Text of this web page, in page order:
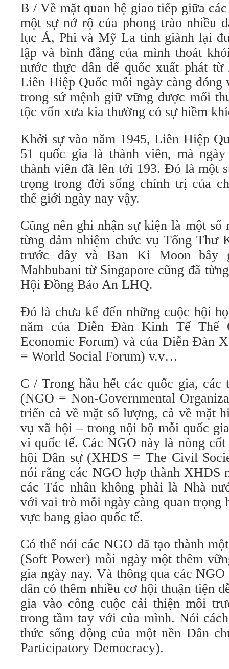
B / Về mặt quan hệ giao tiếp giữa
một sự nở rộ của phong trào nhiều
lục Á, Phi và Mỹ La tinh giành lại
lập và bình đẳng của mình thoát
nước thực dân đế quốc xuất phát
Liên Hiệp Quốc mỗi ngày càng đóng
trong sứ mệnh giữ vững được mối
tộc vốn xưa kia thường có sự hiềm
Khởi sự vào năm 1945, Liên Hiệp
51 quốc gia là thành viên, mà
thành viên đã lên tới 193. Đó là một
trọng trong đời sống chính trị của
thế giới ngày nay vậy.
Cũng nên ghi nhận sự kiện là một số
từng đảm nhiệm chức vụ Tổng Thư
trước đây và Ban Ki Moon bây
Mahbubani từ Singapore cũng đã
Hội Đồng Bảo An LHQ.
Đó là chưa kể đến những cuộc hội
năm của Diễn Đàn Kinh Tế Thế
Economic Forum) và của Diễn Đàn
= World Social Forum) v.v…
C / Trong hầu hết các quốc gia, các
(NGO = Non-Governmental
triển cả về mặt số lượng, cả về mặt
vụ xã hội – trong nội bộ mỗi quốc
vi quốc tế. Các NGO này là nòng
hội Dân sự (XHDS = The Civil
nói rằng các NGO hợp thành XHDS
các Tác nhân không phải là Nhà
với vai trò mỗi ngày càng quan trọng
vực bang giao quốc tế.
Có thể nói các NGO đã tạo thành
(Soft Power) mỗi ngày một thêm
gia ngày nay. Và thông qua các NGO
dân có thêm nhiều cơ hội thuận tiện
gia vào công cuộc cải thiện môi
trong tầm tay với của mình. Nói
thức sống động của một nền Dân
Participatory Democracy).